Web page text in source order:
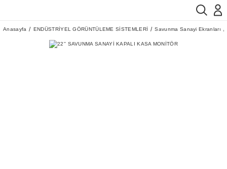
Anasayfa ENDÜSTRİYEL GÖRÜNTÜLEME SİSTEMLERİ Savunma Sanayi Ekranları